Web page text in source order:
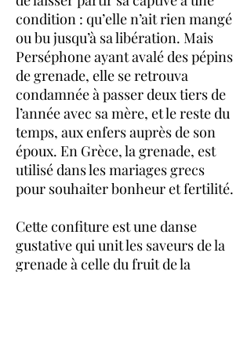
condition : qu’elle n’ait rien mangé
ou bu jusqu’à sa libération. Mais
Perséphone ayant avalé des pépins
de grenade, elle se retrouva
condamnée à passer deux tiers de
l’année avec sa mère, et le reste du
temps, aux enfers auprès de son
époux. En Grèce, la grenade, est
utilisé dans les mariages grecs
pour souhaiter bonheur et fertilité.
Cette confiture est une danse
gustative qui unit les saveurs de la
grenade à celle du fruit de la